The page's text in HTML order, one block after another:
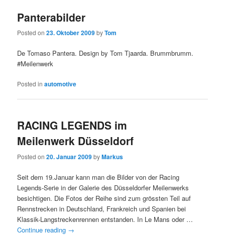
Panterabilder
Posted on23. Oktober 2009byTom
De Tomaso Pantera. Design by Tom Tjaarda. Brummbrumm.
#Meilenwerk
Posted in automotive
RACING LEGENDS im
Meilenwerk Düsseldorf
Posted on20. Januar 2009byMarkus
Seit dem 19.Januar kann man die Bilder von der Racing
Legends-Serie in der Galerie des Düsseldorfer Meilenwerks
besichtigen. Die Fotos der Reihe sind zum grössten Teil auf
Rennstrecken in Deutschland, Frankreich und Spanien bei
Klassik-Langstreckenrennen entstanden. In Le Mans oder …
Continue reading →